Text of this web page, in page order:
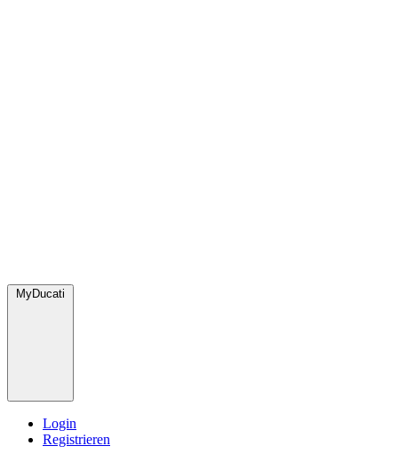
MyDucati
Login
Registrieren